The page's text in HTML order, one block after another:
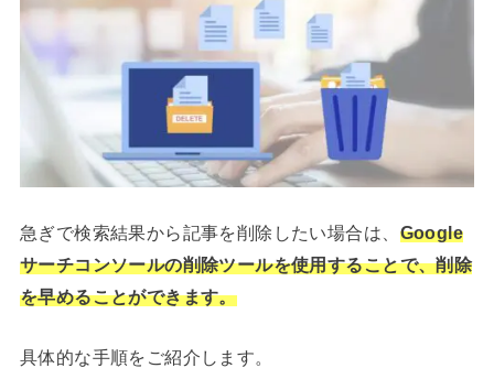
急ぎで検索結果から記事を削除したい場合は、 Google
サーチコンソールの削除ツールを使用することで、削除
を早めることができます。
具体的な手順をご紹介します。